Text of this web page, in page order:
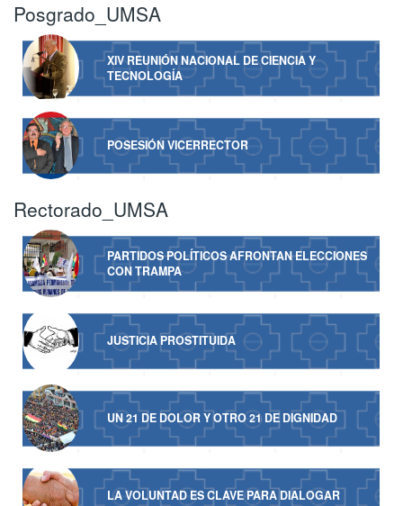
Posgrado_UMSA
XIV REUNIÓN NACIONAL DE CIENCIA Y
TECNOLOGÍA
POSESIÓN VICERRECTOR
Rectorado_UMSA
PARTIDOS POLÍTICOS AFRONTAN ELECCIONES
CON TRAMPA
JUSTICIA PROSTITUIDA
UN 21 DE DOLOR Y OTRO 21 DE DIGNIDAD
LA VOLUNTAD ES CLAVE PARA DIALOGAR